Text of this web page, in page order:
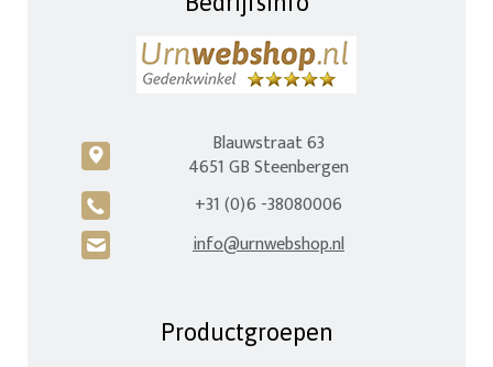
c
Blauwstraat 63
4651 GB Steenbergen
A +31 (0)6 -38080006
H info@urnwebshop.nl
Productgroepen